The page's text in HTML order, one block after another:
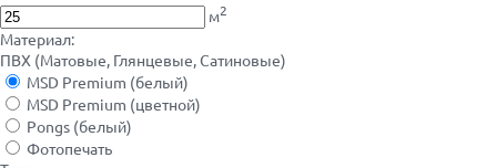
м2
Материал:
ПВХ (Матовые, Глянцевые, Сатиновые)
MSD Premium (белый)
MSD Premium (цветной)
Pongs (белый)
Фотопечать